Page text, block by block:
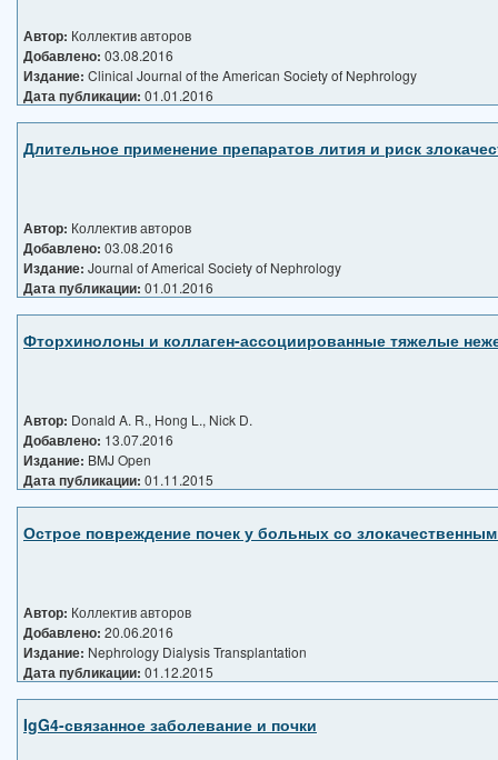
Автор: Коллектив авторов
Добавлено: 03.08.2016
Издание: Clinical Journal of the American Society of Nephrology
Дата публикации: 01.01.2016
Длительное применение препаратов лития и риск
Автор: Коллектив авторов
Добавлено: 03.08.2016
Издание: Journal of Americal Society of Nephrology
Дата публикации: 01.01.2016
Фторхинолоны и коллаген-ассоциированные тяжелые
Автор: Donald A. R., Hong L., Nick D.
Добавлено: 13.07.2016
Издание: BMJ Open
Дата публикации: 01.11.2015
Острое повреждение почек у больных со
Автор: Коллектив авторов
Добавлено: 20.06.2016
Издание: Nephrology Dialysis Transplantation
Дата публикации: 01.12.2015
IgG4-связанное заболевание и почки